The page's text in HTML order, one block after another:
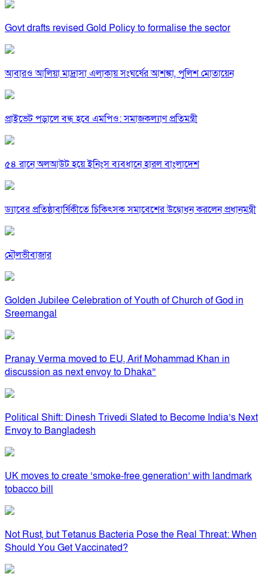
Govt drafts revised Gold Policy to formalise the sector
আবারও আলিয়া মাদ্রাসা এলাকায় সংঘর্ষের আশঙ্কা, পুলিশ মোতায়েন
প্রাইভেট পড়ালে বন্ধ হবে এমপিও: সমাজকল্যাণ প্রতিমন্ত্রী
৫৪ রানে অলআউট হয়ে ইনিংস ব্যবধানে হারল বাংলাদেশ
ড্যাবের প্রতিষ্ঠাবার্ষিকীতে চিকিৎসক সমাবেশের উদ্বোধন করলেন প্রধানমন্ত্রী
মৌলভীবাজার
Golden Jubilee Celebration of Youth of Church of God in
Sreemangal
Pranay Verma moved to EU, Arif Mohammad Khan in
discussion as next envoy to Dhaka”
Political Shift: Dinesh Trivedi Slated to Become India’s Next
Envoy to Bangladesh
UK moves to create ‘smoke-free generation’ with landmark
tobacco bill
Not Rust, but Tetanus Bacteria Pose the Real Threat: When
Should You Get Vaccinated?